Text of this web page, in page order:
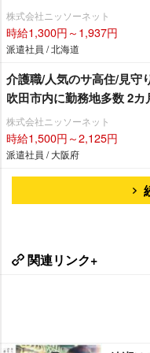
株式会社ニッソーネット
時給1,300円～1,937円
派遣社員 / 北海道
介護職/人気のサ高住/見守
吹田市内に勤務地多数 2カ
株式会社ニッソーネット
時給1,500円～2,125円
派遣社員 / 大阪府
関連リンク+